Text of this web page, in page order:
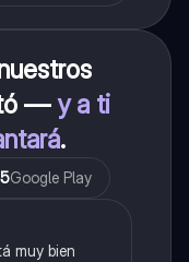
—y a ti
.
Google Play
muy bien